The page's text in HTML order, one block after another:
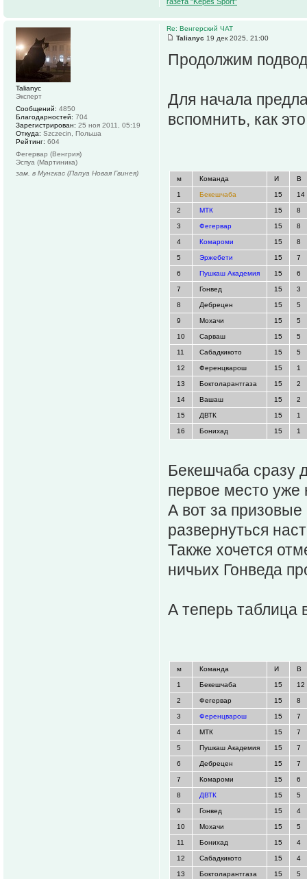
Re: Венгерский ЧАТ
Talianyc 19 дек 2025, 21:00
Продолжим
Для начала
вспомнить, как
м Команда И В
1 Бекешчаба 15 14
2 МТК 15 8
3 Фегервар 15 8
4 Комароми 15 8
5 Эржебети 15 7
6 Пушкаш Академия 15 6
7 Гонвед 15 3
8 Дебрецен 15 5
9 Мохачи 15 5
10 Сарваш 15 5
11 Сабадкикото 15 5
12 Ференцварош 15 1
13 Боктоларантгаза 15 2
14 Вашаш 15 2
15 ДВТК 15 1
16 Бонихад 15 1
Бекешчаба сразу
первое место уже
А вот за
развернуться
Также хочется
ничьих Гонведа
А теперь таблица
м Команда И В
1 Бекешчаба 15 12
2 Фегервар 15 8
3 Ференцварош 15 7
4 МТК 15 7
5 Пушкаш Академия 15 7
6 Дебрецен 15 7
7 Комароми 15 6
8 ДВТК 15 5
9 Гонвед 15 4
10 Мохачи 15 5
11 Бонихад 15 4
12 Сабадкикото 15 4
13 Боктоларантгаза 15 5
Talianyc
Эксперт
Сообщений: 4850
Благодарностей: 704
Зарегистрирован: 25 ноя 2011, 05:19
Откуда: Szczecin, Польша
Рейтинг: 604
Фегервар (Венгрия)
Эспуа (Мартиника)
зам. в Мунгкас (Папуа Новая Гвинея)